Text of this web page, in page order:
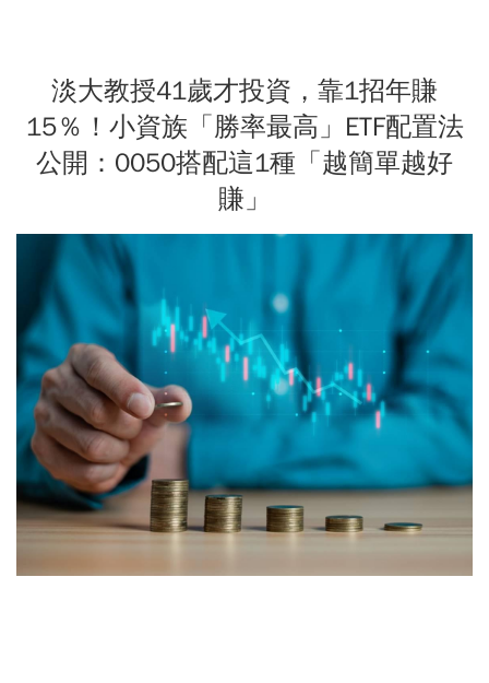
淡大教授41歲才投資，靠1招年賺
15％！小資族「勝率最高」ETF配置法
公開：0050搭配這1種「越簡單越好
賺」